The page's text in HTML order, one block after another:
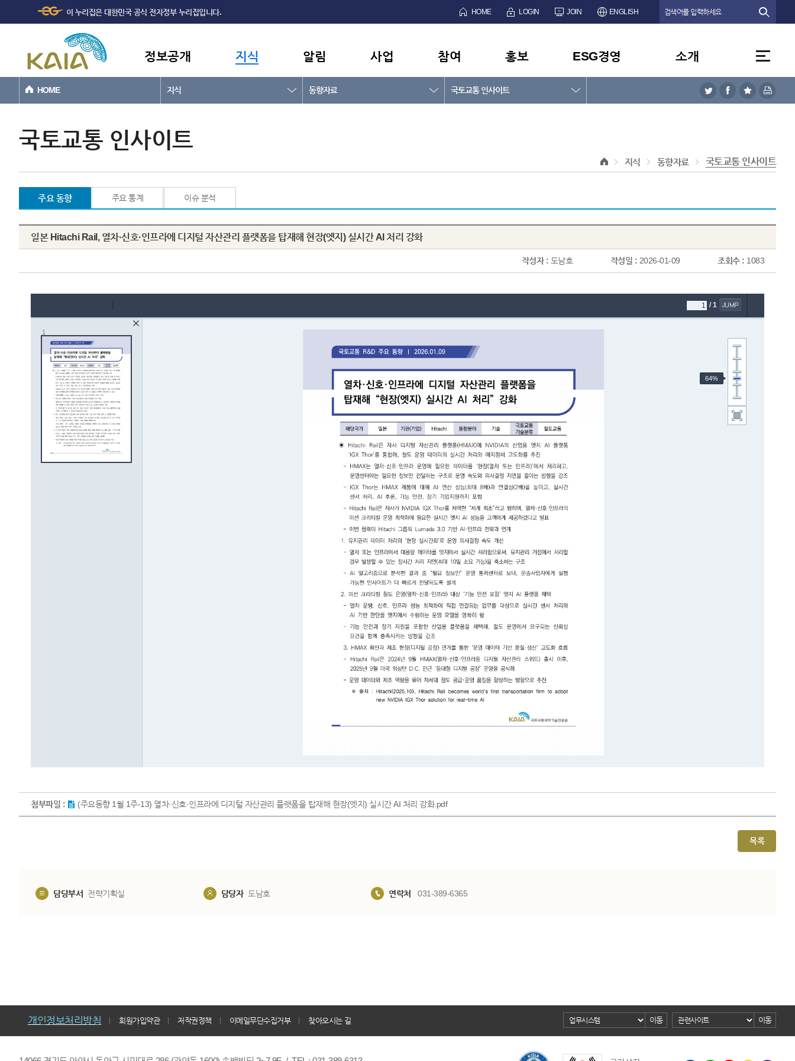
본문바로가기
이 누리집은 대한민국 공식 전자정부 누리집입니다. HOME LOGIN JOIN ENGLISH
정보공개 지식 알림 사업 참여 홍보 ESG경영 소개
HOME 지식 동향자료 국토교통 인사이트
국토교통 인사이트
지식 동향자료 국토교통 인사이트
주요 동향 주요 통계 이슈 분석
일본 Hitachi Rail, 열차·신호·인프라에 디지털 자산관리 플랫폼을 탑재해 현장(엣지) 실시간 AI 처리 강화
작성자 : 도남호 작성일 : 2026-01-09 조회수 : 1083
첨부파일 : (주요동향 1월 1주-13) 열차·신호·인프라에 디지털 자산관리 플랫폼을 탑재해 현장(엣지) 실시간 AI 처리 강화.pdf
목록
담당부서 전략기획실 담당자 도남호 연락처 031-389-6365
개인정보처리방침 회원가입약관 저작권정책 이메일무단수집거부 찾아오시는 길 이동 이동